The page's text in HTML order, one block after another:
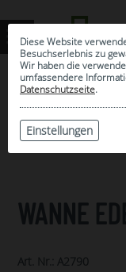
Diese Website
Besuchserlebnis zu
Wir haben die
umfassendere
Datenschutzseite.
Einstellungen
ARCHIV
WANNE
Art. Nr.: A2790